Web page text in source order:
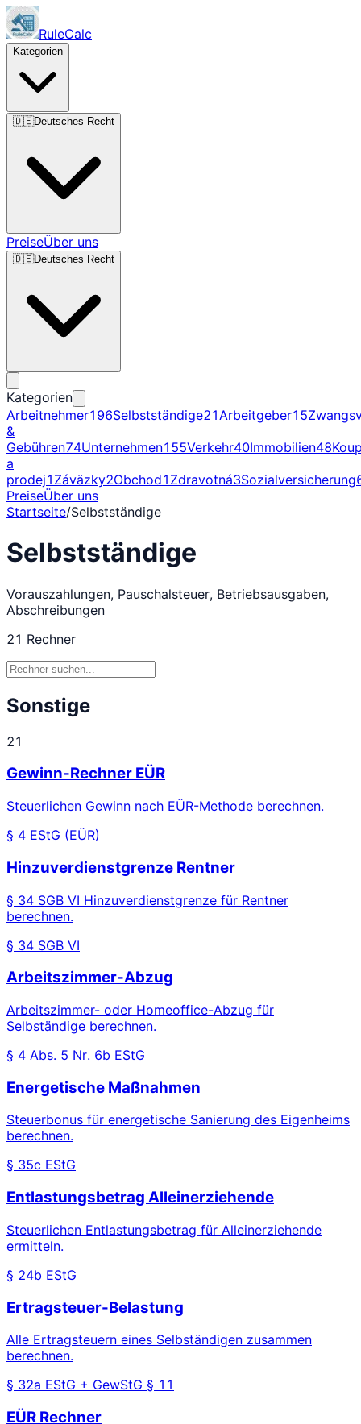
RuleCalc
Kategorien
🇩🇪Deutsches Recht
PreiseÜber uns
🇩🇪Deutsches Recht
Kategorien
Arbeitnehmer196Selbstständige21Arbeitgeber15
&
Gebühren74Unternehmen155Verkehr40Immobilien48
a
prodej1 Záväzky2Obchod1 Zdravotná3Sozialversicherung
PreiseÜber uns
Startseite/Selbstständige
Selbstständige
Vorauszahlungen, Pauschalsteuer, Betriebsausgaben,
Abschreibungen
21 Rechner
Sonstige
21
Gewinn-Rechner EÜR
Steuerlichen Gewinn nach EÜR-Methode berechnen.
§ 4 EStG (EÜR)
Hinzuverdienstgrenze Rentner
§ 34 SGB VI Hinzuverdienstgrenze für Rentner
berechnen.
§ 34 SGB VI
Arbeitszimmer-Abzug
Arbeitszimmer- oder Homeoffice-Abzug für
Selbständige berechnen.
§ 4 Abs. 5 Nr. 6b EStG
Energetische Maßnahmen
Steuerbonus für energetische Sanierung des Eigenheims
berechnen.
§ 35c EStG
Entlastungsbetrag Alleinerziehende
Steuerlichen Entlastungsbetrag für Alleinerziehende
ermitteln.
§ 24b EStG
Ertragsteuer-Belastung
Alle Ertragsteuern eines Selbständigen zusammen
berechnen.
§ 32a EStG + GewStG § 11
EÜR Rechner